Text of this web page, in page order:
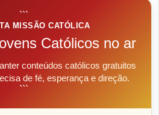
```
MISSÃO CATÓLICA
Católicos no ar
conteúdos católicos gratuitos
de fé, esperança e direção.
```